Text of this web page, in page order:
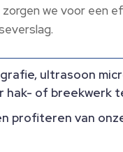
we voor een
ultrasoon
hak- of breekwerk
profiteren van